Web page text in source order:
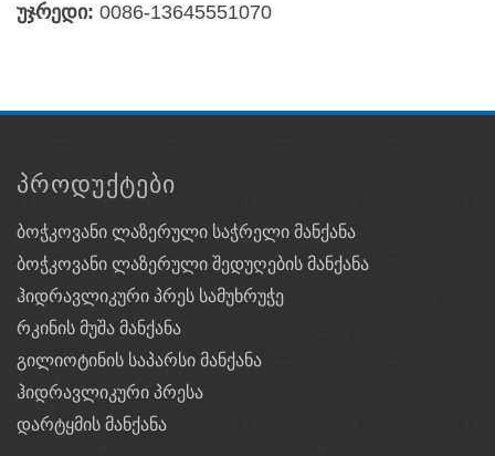
უჯრედი: 0086-13645551070
ᲞᲠᲝᲓᲣᲥᲢᲔᲑᲘ
ბოჭკოვანი ლაზერული საჭრელი მანქანა
ბოჭკოვანი ლაზერული შედუღების მანქანა
ჰიდრავლიკური პრეს სამუხრუჭე
რკინის მუშა მანქანა
გილიოტინის საპარსი მანქანა
ჰიდრავლიკური პრესა
დარტყმის მანქანა